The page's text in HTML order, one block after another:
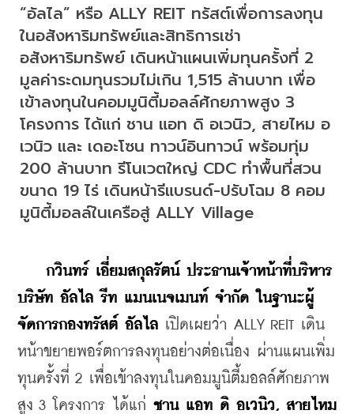
“อัลไล” หรือ ALLY REIT ทรัสต์เพื่อการลงทุน
ในอสังหาริมทรัพย์และสิทธิการเช่า
อสังหาริมทรัพย์ เดินหน้าแผนเพิ่มทุนครั้งที่ 2
มูลค่าระดมทุนรวมไม่เกิน 1,515 ล้านบาท เพื่อ
เข้าลงทุนในคอมมูนิตี้มอลล์ศักยภาพสูง 3
โครงการ ได้แก่ ชาน แอท ดิ อเวนิว, สายไหม อ
เวนิว และ เดอะโซน ทาวน์อินทาวน์ พร้อมทุ่ม
200 ล้านบาท รีโนเวตใหญ่ CDC ทำพื้นที่สวน
ขนาด 19 ไร่ เดินหน้ารีแบรนด์-ปรับโฉม 8 คอม
มูนิตี้มอลล์ในเครือสู่ ALLY Village
กวินทร์ เอี่ยมสกุลรัตน์ ประธานเจ้าหน้าที่บริหาร
บริษัท อัลไล รีท แมนเนจเมนท์ จำกัด ในฐานะผู้
จัดการกองทรัสต์ อัลไล เปิดเผยว่า ALLY REIT เดิน
หน้าขยายพอร์ตการลงทุนอย่างต่อเนื่อง ผ่านแผนเพิ่ม
ทุนครั้งที่ 2 เพื่อเข้าลงทุนในคอมมูนิตี้มอลล์ศักยภาพ
สูง 3 โครงการ ได้แก่ ชาน แอท ดิ อเวนิว, สายไหม